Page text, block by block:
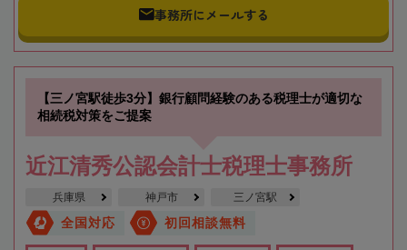
事務所にメールする
【三ノ宮駅徒歩3分】銀行顧問経験のある税理士が適切な
相続税対策をご提案
近江清秀公認会計士税理士事務所
兵庫県 神戸市 三ノ宮駅
全国対応 初回相談無料